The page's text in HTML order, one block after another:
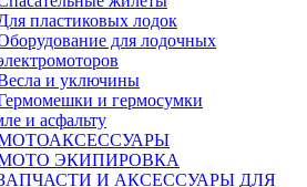
пластиковых лодок
для лодочных
и уключины
и гермосумки
и асфальту
ЭКИПИРОВКА
И АКСЕССУАРЫ ДЛЯ